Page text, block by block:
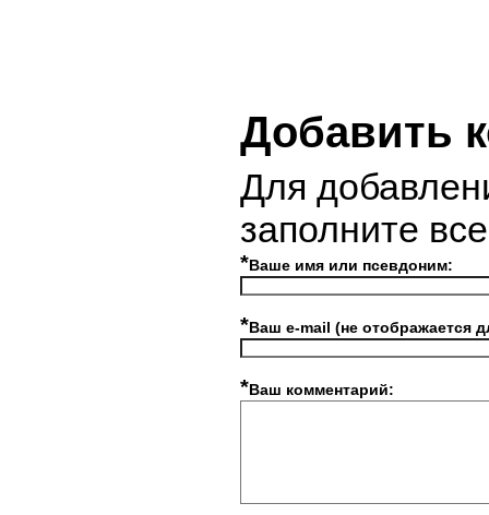
Добавить
Для
заполните
*Ваше имя или псевдоним:
*Ваш e-mail (не отображается
*Ваш комментарий: